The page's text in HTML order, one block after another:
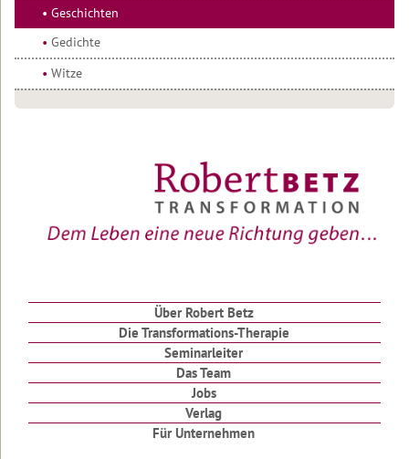
Ein
Lakota
schrieb…
Der
etwas
genauso
entschieden?
Gott?
Du
bist
besonders!
Gott
Geschichten
Gedichte
Witze
Über Robert Betz
Die Transformations-Therapie
Seminarleiter
Das Team
Jobs
Verlag
Für Unternehmen